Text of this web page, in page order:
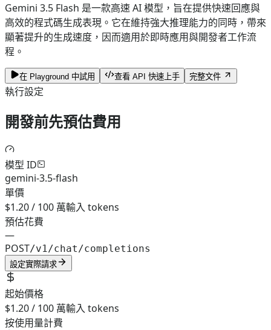
Gemini 3.5 Flash 是一款高速 AI 模型，旨在提供快速回應與
高效的程式碼生成表現。它在維持強大推理能力的同時，帶來
顯著提升的生成速度，因而適用於即時應用與開發者工作流
程。
在 Playground 中試用 查看 API 快速上手 完整文件
執行設定
開發前先預估費用
模型 ID
gemini-3.5-flash
單價
$1.20 / 100 萬輸入 tokens
預估花費
—
POST/v1/chat/completions
設定實際請求
起始價格
$1.20 / 100 萬輸入 tokens
按使用量計費